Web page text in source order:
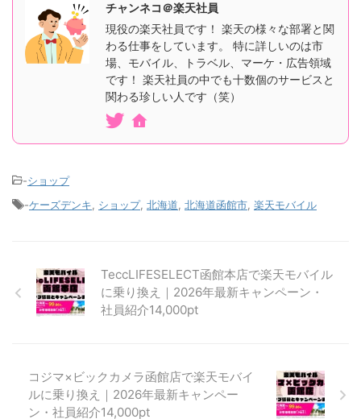
チャンネコ＠楽天社員
現役の楽天社員です！ 楽天の様々な部署と関
わる仕事をしています。 特に詳しいのは市
場、モバイル、トラベル、マーケ・広告領域
です！ 楽天社員の中でも十数個のサービスと
関わる珍しい人です（笑）
-ショップ
-ケーズデンキ ショップ, 北海道 北海道函館市 楽天モバイル
TeccLIFESELECT函館本店で楽天モバイル
に乗り換え｜2026年最新キャンペーン・
社員紹介14,000pt
コジマ×ビックカメラ函館店で楽天モバイ
ルに乗り換え｜2026年最新キャンペー
ン・社員紹介14,000pt